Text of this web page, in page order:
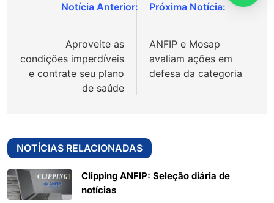
Navegação
Post
Aproveite as
condições imperdíveis
e contrate seu plano
de saúde
ANFIP e Mosap
avaliam ações em
defesa da categoria
NOTÍCIAS RELACIONADAS
Clipping ANFIP: Seleção diária de
notícias